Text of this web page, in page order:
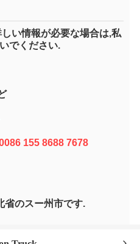
い情報が必要な場合は,私
でください.
155 8688 7678
省のスー州市です.